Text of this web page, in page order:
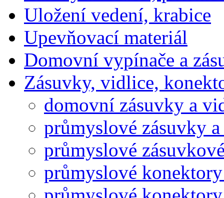
Uložení vedení, krabice
Upevňovací materiál
Domovní vypínače a
Zásuvky, vidlice,
domovní zásuvky a
průmyslové zásuvky
průmyslové
průmyslové